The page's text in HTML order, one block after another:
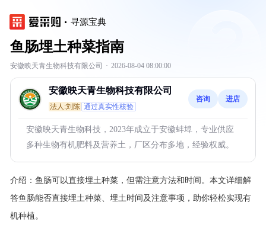
寻源宝典
鱼肠埋土种菜指南
安徽映天青生物科技有限公司 · 2026-08-04 08:00:00
安徽映天青生物科技有限公司
法人:刘陈 通过真实性核验
咨询 进店
安徽映天青生物科技，2023年成立于安徽蚌埠，专业供应
多种生物有机肥料及营养土，厂区分布多地，经验权威。
介绍： 鱼肠可以直接埋土种菜，但需注意方法和时间。本文详细解
答鱼肠能否直接埋土种菜、埋土时间及注意事项，助你轻松实现有
机种植。